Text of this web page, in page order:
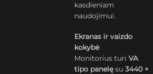
kasdieniam
naudojimui.
Ekranas ir vaizdo
kokybė
Monitorius turiVA
tipo panelęsu3440 ×